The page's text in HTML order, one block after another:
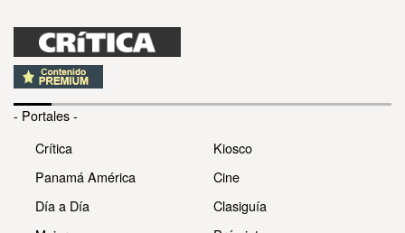
- Portales -
Crítica
Panamá América
Día a Día
Kiosco
Cine
Clasiguía